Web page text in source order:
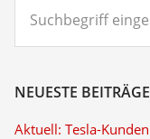
eingeben...
NEUESTE BEITRÄGE
Aktuell: Tesla-